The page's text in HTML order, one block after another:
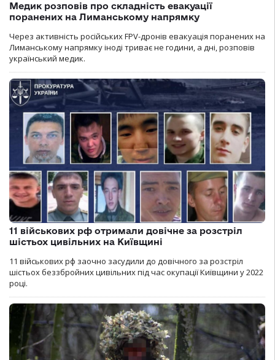
Медик розповів про складність евакуації
поранених на Лиманському напрямку
Через активність російських FPV-дронів евакуація поранених на
Лиманському напрямку іноді триває не години, а дні, розповів
український медик.
11 військових рф отримали довічне за розстріл
шістьох цивільних на Київщині
11 військових рф заочно засудили до довічного за розстріл
шістьох беззбройних цивільних під час окупації Київщини у 2022
році.